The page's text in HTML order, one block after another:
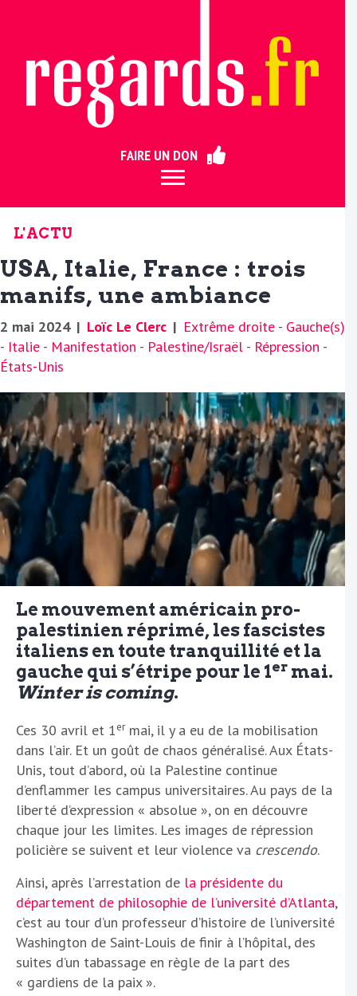
FAIRE UN DON
L'ACTU
USA, Italie, France : trois
manifs, une ambiance
2 mai 2024 | Loïc Le Clerc | Extrême droite - Gauche(s)
- Italie - Manifestation - Palestine/Israël - Répression -
États-Unis
Le mouvement américain pro-
palestinien réprimé, les fascistes
italiens en toute tranquillité et la
gauche qui s’étripe pour le 1er mai.
Winter is coming.
Ces 30 avril et 1ermai, il y a eu de la mobilisation
dans l’air. Et un goût de chaos généralisé. Aux États-
Unis, tout d’abord, où la Palestine continue
d’enflammer les campus universitaires. Au pays de la
liberté d’expression « absolue », on en découvre
chaque jour les limites. Les images de répression
policière se suivent et leur violence va crescendo.
Ainsi, après l’arrestation de la présidente du
département de philosophie de l’université d’Atlanta,
c’est au tour d’un professeur d’histoire de l’université
Washington de Saint-Louis de finir à l’hôpital, des
suites d’un tabassage en règle de la part des
« gardiens de la paix ».